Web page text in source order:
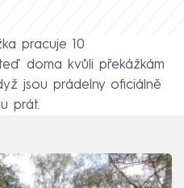
pracuje 10
doma kvůli překážkám
jsou prádelny oficiálně
prát.